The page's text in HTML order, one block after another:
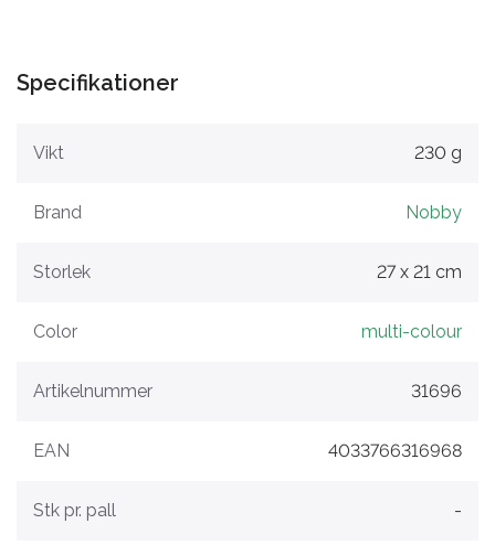
Specifikationer
Vikt 230 g
Brand Nobby
Storlek 27 x 21 cm
Color multi-colour
Artikelnummer 31696
EAN 4033766316968
Stk pr. pall -